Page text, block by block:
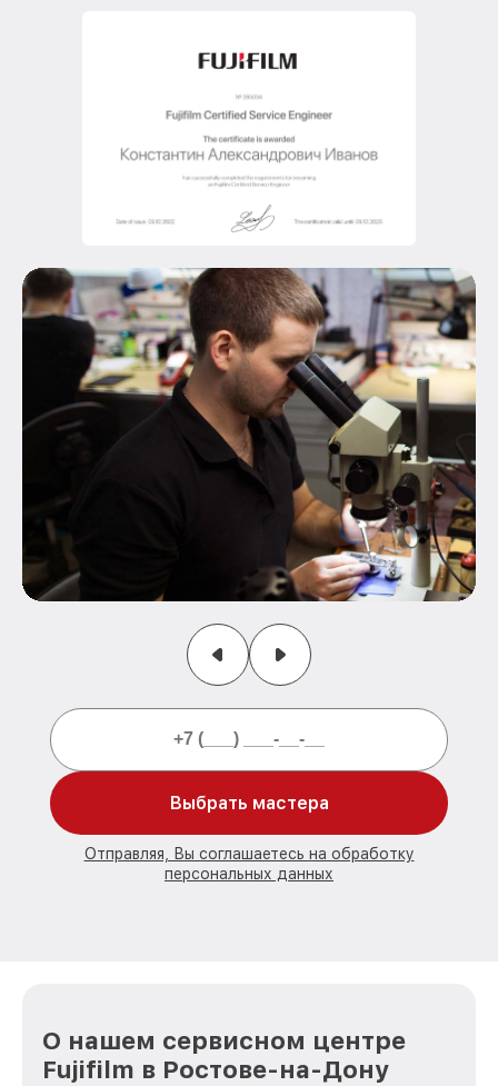
Выбрать мастера
Отправляя, Вы соглашаетесь на обработку
персональных данных
О нашем сервисном центре
Fujifilm в Ростове-на-Дону